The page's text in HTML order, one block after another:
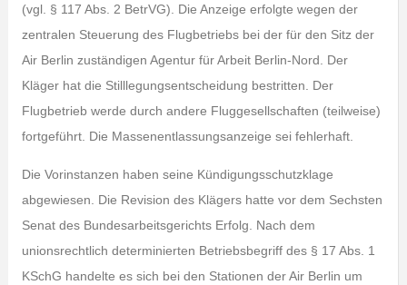
(vgl. § 117 Abs. 2 BetrVG). Die Anzeige erfolgte wegen der
zentralen Steuerung des Flugbetriebs bei der für den Sitz der
Air Berlin zuständigen Agentur für Arbeit Berlin-Nord. Der
Kläger hat die Stilllegungsentscheidung bestritten. Der
Flugbetrieb werde durch andere Fluggesellschaften (teilweise)
fortgeführt. Die Massenentlassungsanzeige sei fehlerhaft.
Die Vorinstanzen haben seine Kündigungsschutzklage
abgewiesen. Die Revision des Klägers hatte vor dem Sechsten
Senat des Bundesarbeitsgerichts Erfolg. Nach dem
unionsrechtlich determinierten Betriebsbegriff des § 17 Abs. 1
KSchG handelte es sich bei den Stationen der Air Berlin um